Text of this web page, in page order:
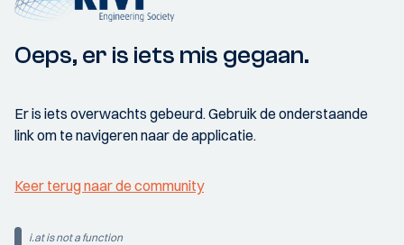
Oeps, er is iets mis gegaan.
Er is iets overwachts gebeurd. Gebruik de onderstaande
link om te navigeren naar de applicatie.
Keer terug naar de community
i.at is not a function